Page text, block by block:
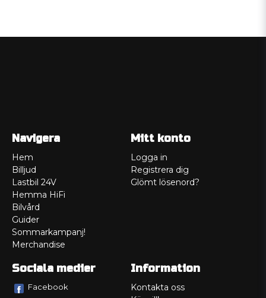
Navigera
Hem
Billjud
Lastbil 24V
Hemma HiFi
Bilvård
Guider
Sommarkampanj!
Merchandise
Mitt konto
Logga in
Registrera dig
Glömt lösenord?
Sociala medier
Facebook
Information
Kontakta oss